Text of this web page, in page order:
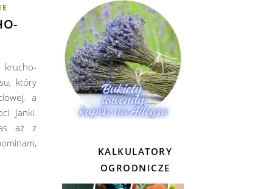
który
a
Janki.
aż z
KALKULATORY
OGRODNICZE